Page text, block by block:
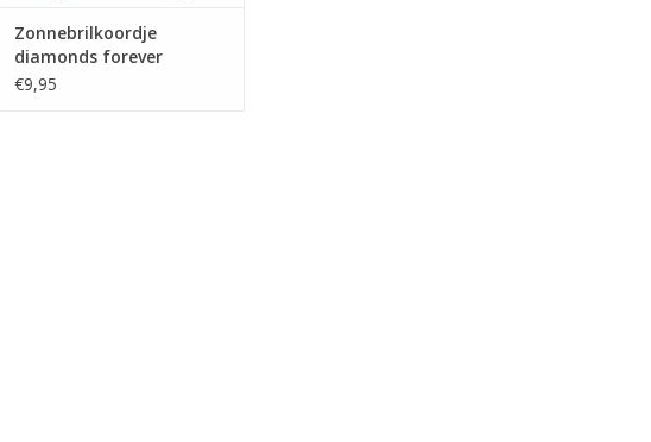
Zonnebrilkoordje
diamonds forever
€9,95